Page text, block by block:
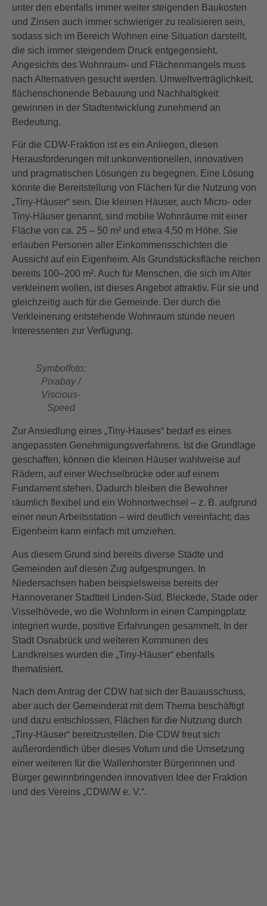
unter den ebenfalls immer weiter steigenden Baukosten
und Zinsen auch immer schwieriger zu realisieren sein,
sodass sich im Bereich Wohnen eine Situation darstellt,
die sich immer steigendem Druck entgegensieht.
Angesichts des Wohnraum- und Flächenmangels muss
nach Alternativen gesucht werden. Umweltverträglichkeit,
flächenschonende Bebauung und Nachhaltigkeit
gewinnen in der Stadtentwicklung zunehmend an
Bedeutung.
Für die CDW-Fraktion ist es ein Anliegen, diesen
Herausforderungen mit unkonventionellen, innovativen
und pragmatischen Lösungen zu begegnen. Eine Lösung
könnte die Bereitstellung von Flächen für die Nutzung von
„Tiny-Häuser“ sein. Die kleinen Häuser, auch Micro- oder
Tiny-Häuser genannt, sind mobile Wohnräume mit einer
Fläche von ca. 25 – 50 m² und etwa 4,50 m Höhe. Sie
erlauben Personen aller Einkommensschichten die
Aussicht auf ein Eigenheim. Als Grundstücksfläche reichen
bereits 100–200 m². Auch für Menschen, die sich im Alter
verkleinern wollen, ist dieses Angebot attraktiv. Für sie und
gleichzeitig auch für die Gemeinde. Der durch die
Verkleinerung entstehende Wohnraum stünde neuen
Interessenten zur Verfügung.
Symbolfoto:
Pixabay /
Viscious-
Speed
Zur Ansiedlung eines „Tiny-Hauses“ bedarf es eines
angepassten Genehmigungsverfahrens. Ist die Grundlage
geschaffen, können die kleinen Häuser wahlweise auf
Rädern, auf einer Wechselbrücke oder auf einem
Fundament stehen. Dadurch bleiben die Bewohner
räumlich flexibel und ein Wohnortwechsel – z. B. aufgrund
einer neun Arbeitsstation – wird deutlich vereinfacht; das
Eigenheim kann einfach mit umziehen.
Aus diesem Grund sind bereits diverse Städte und
Gemeinden auf diesen Zug aufgesprungen. In
Niedersachsen haben beispielsweise bereits der
Hannoveraner Stadtteil Linden-Süd, Bleckede, Stade oder
Visselhövede, wo die Wohnform in einen Campingplatz
integriert wurde, positive Erfahrungen gesammelt. In der
Stadt Osnabrück und weiteren Kommunen des
Landkreises wurden die „Tiny-Häuser“ ebenfalls
thematisiert.
Nach dem Antrag der CDW hat sich der Bauausschuss,
aber auch der Gemeinderat mit dem Thema beschäftigt
und dazu entschlossen, Flächen für die Nutzung durch
„Tiny-Häuser“ bereitzustellen. Die CDW freut sich
außerordentlich über dieses Votum und die Umsetzung
einer weiteren für die Wallenhorster Bürgerinnen und
Bürger gewinnbringenden innovativen Idee der Fraktion
und des Vereins „CDW/W e. V.“.